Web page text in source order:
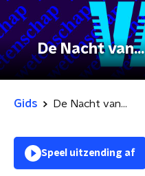
De Nacht van...
Gids De Nacht van...
Speel uitzending af